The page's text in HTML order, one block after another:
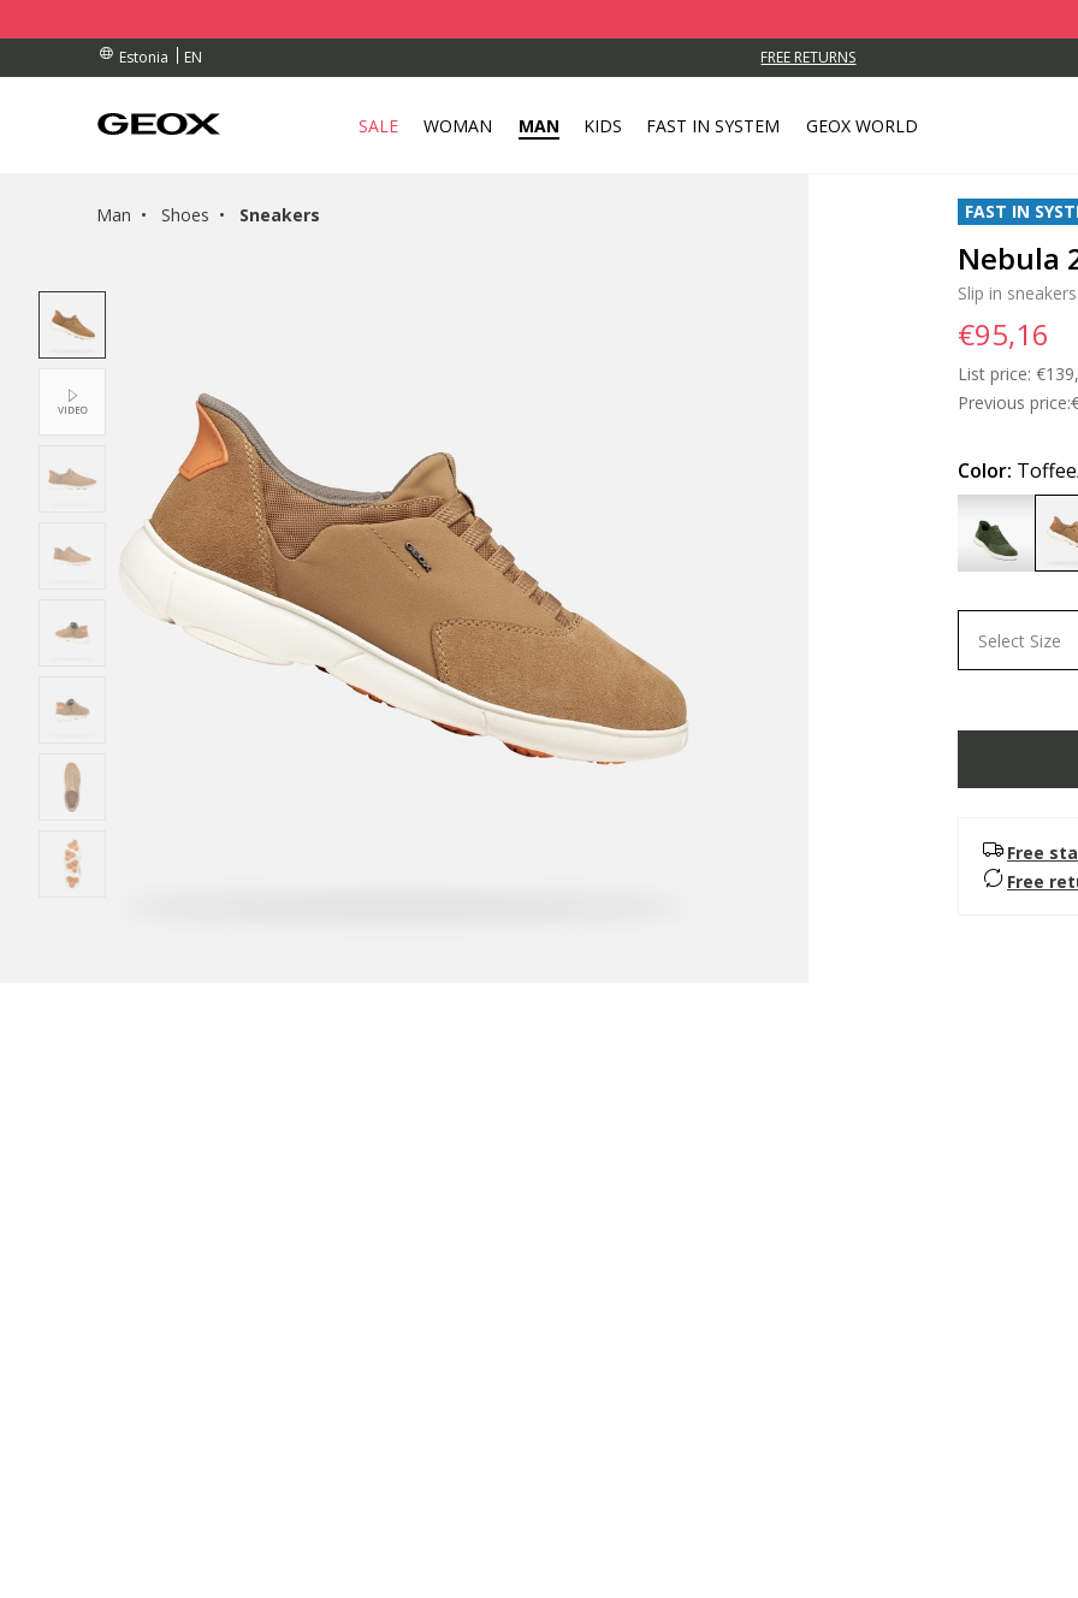
Estonia EN
OVER 90.00 € FREE RETURNS
OVER 90.00 €
SALE WOMAN MAN KIDS FAST IN SYSTEM GEOX WORLD
Man Shoes Sneakers FAST IN
Nebula
Slip in sneakers
Previous price:
List price:
€95,16
Color:
Select Size
Free
Free